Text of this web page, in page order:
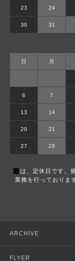
23 24
30 31
日 月
6 7
13 14
20 21
27 28
■ は、定休日です。
業務を行っておりま
ARCHIVE
FLYER